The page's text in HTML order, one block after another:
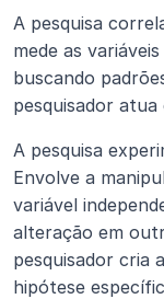
A pesquisa
mede as
buscando
pesquisador
A pesquisa
Envolve a
variável
alteração em
pesquisador cria
hipótese